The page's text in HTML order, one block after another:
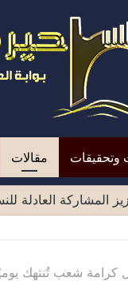
وتحقيقات مقالات
كرامة شعب تُنتهك